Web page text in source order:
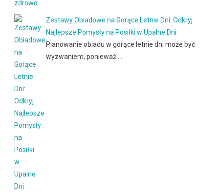
Zestawy Obiadowe na Gorące Letnie Dni: Odkryj
Najlepsze Pomysły na Posiłki w Upalne Dni
Planowanie obiadu w gorące letnie dni może być
wyzwaniem, ponieważ …